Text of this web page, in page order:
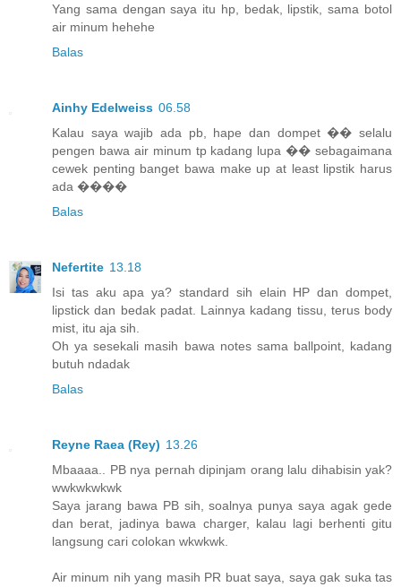
Yang sama dengan saya itu hp, bedak, lipstik, sama botol
air minum hehehe
Balas
Ainhy Edelweiss 06.58
Kalau saya wajib ada pb, hape dan dompet �� selalu
pengen bawa air minum tp kadang lupa �� sebagaimana
cewek penting banget bawa make up at least lipstik harus
ada ����
Balas
Nefertite 13.18
Isi tas aku apa ya? standard sih elain HP dan dompet,
lipstick dan bedak padat. Lainnya kadang tissu, terus body
mist, itu aja sih.
Oh ya sesekali masih bawa notes sama ballpoint, kadang
butuh ndadak
Balas
Reyne Raea (Rey) 13.26
Mbaaaa.. PB nya pernah dipinjam orang lalu dihabisin yak?
wwkwkwkwk
Saya jarang bawa PB sih, soalnya punya saya agak gede
dan berat, jadinya bawa charger, kalau lagi berhenti gitu
langsung cari colokan wkwkwk.
Air minum nih yang masih PR buat saya, saya gak suka tas